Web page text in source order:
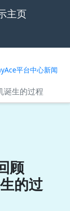
主页
平台中心新闻
诞生的过程
顾
的过